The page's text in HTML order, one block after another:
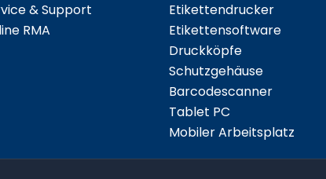
& Support
RMA
Etikettendrucker
Etikettensoftware
Druckköpfe
Schutzgehäuse
Barcodescanner
Tablet PC
Mobiler Arbeitsplatz